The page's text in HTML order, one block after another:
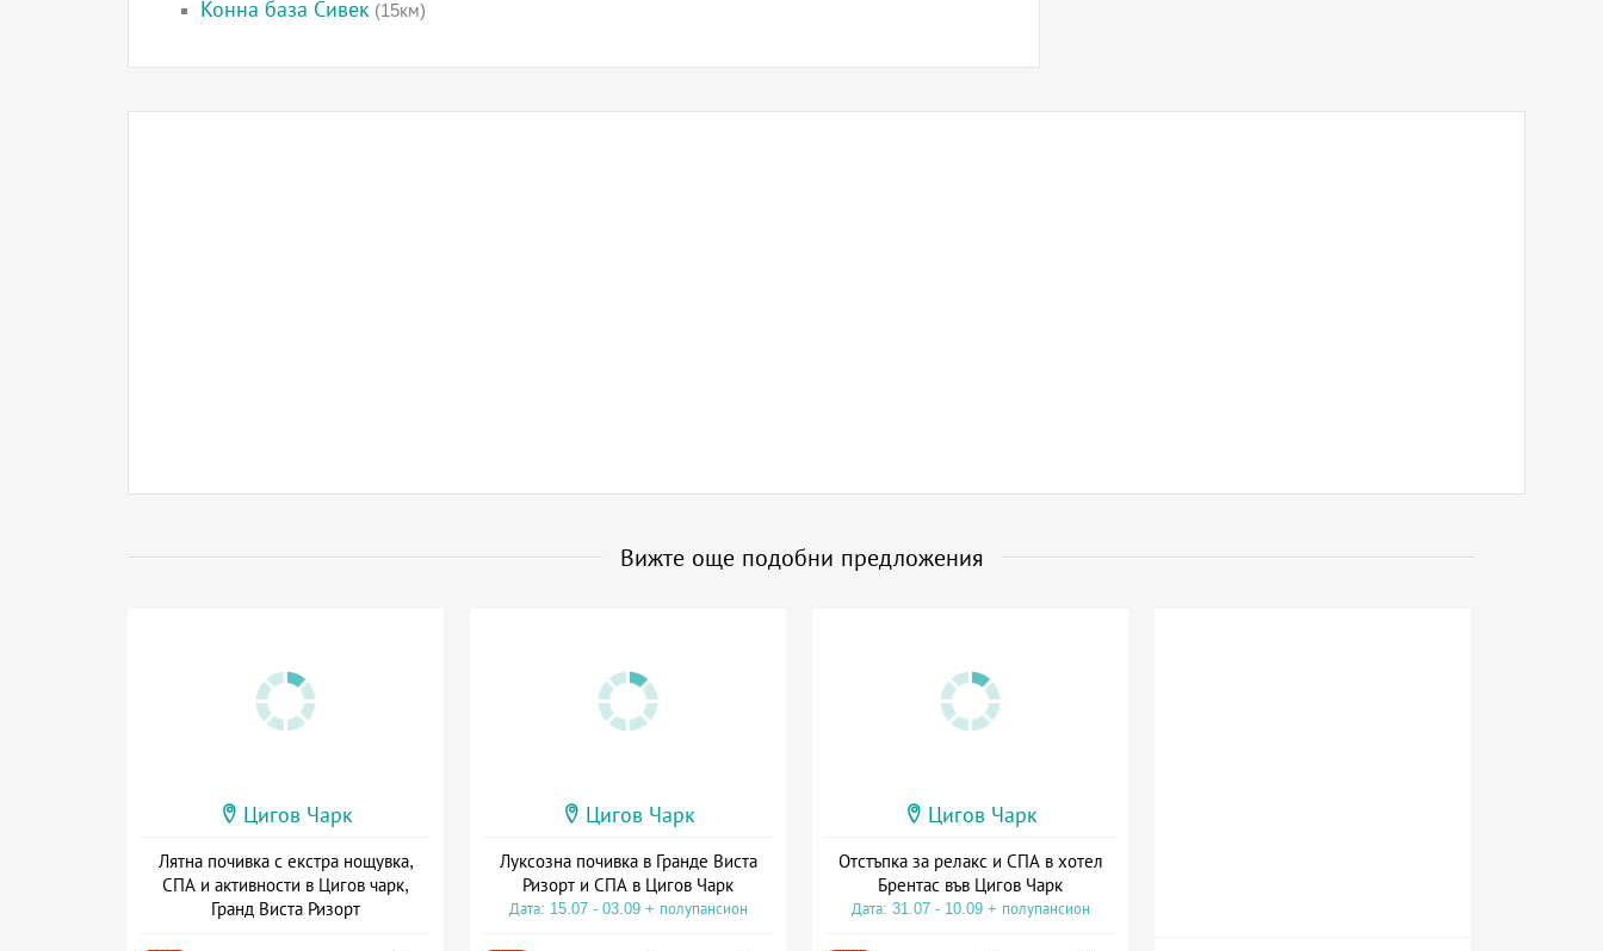
Конна база Сивек (15км)
Вижте още подобни предложения
Цигов Чарк
Лятна почивка с екстра нощувка,
СПА и активности в Цигов чарк,
Гранд Виста Ризорт
Цигов Чарк
Луксозна почивка в Гранде Виста
Ризорт и СПА в Цигов Чарк
Дата: 15.07 - 03.09 + полупансион
Цигов Чарк
Отстъпка за релакс и СПА в хотел
Брентас във Цигов Чарк
Дата: 31.07 - 10.09 + полупансион